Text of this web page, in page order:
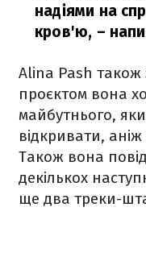
надіями на
кров'ю, –
Alina Pash
проєктом вона
майбутнього,
відкривати,
Також вона
декількох
ще два треки-